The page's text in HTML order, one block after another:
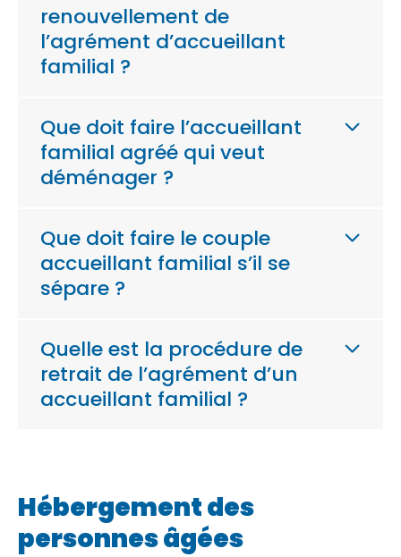
renouvellement de
l’agrément d’accueillant
familial ?
Que doit faire l’accueillant
familial agréé qui veut
déménager ?
Que doit faire le couple
accueillant familial s’il se
sépare ?
Quelle est la procédure de
retrait de l’agrément d’un
accueillant familial ?
Hébergement des
personnes âgées